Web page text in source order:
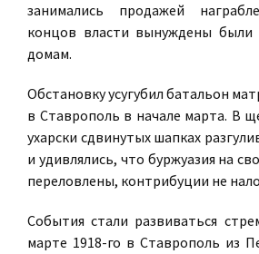
занимались продажей
концов власти вынуждены были
домам.
Обстановку усугубил батальон
в Ставрополь в начале марта. В
ухарски сдвинутых шапках
и удивлялись, что буржуазия на
переловлены, контрибуции не
События стали развиваться
марте 1918-го в Ставрополь из